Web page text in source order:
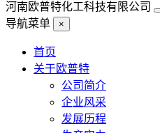
河南欧普特化工科技有限公司
导航菜单
×
首页
关于欧普特
公司简介
企业风采
发展历程